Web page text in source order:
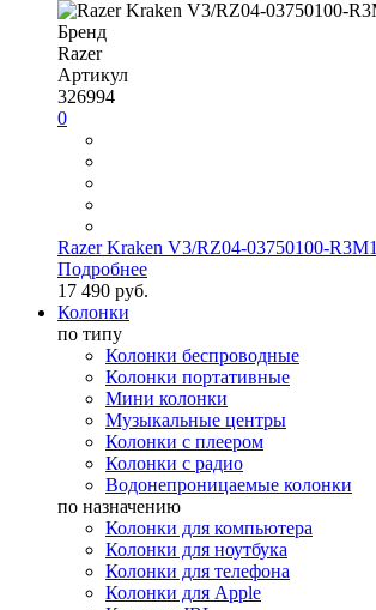
Бренд
Razer
Артикул
326994
0
Razer Kraken V3/RZ04-03750100-R3M1
Подробнее
17 490 руб.
Колонки
по типу
Колонки беспроводные
Колонки портативные
Мини колонки
Музыкальные центры
Колонки с плеером
Колонки с радио
Водонепроницаемые колонки
по назначению
Колонки для компьютера
Колонки для ноутбука
Колонки для телефона
Колонки для Apple